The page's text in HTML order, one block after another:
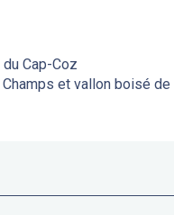
du Cap-Coz
Champs et vallon boisé